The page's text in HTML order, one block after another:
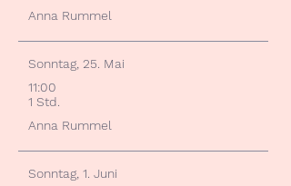
Anna Rummel
Sonntag, 25. Mai
11:00
1 Std.​
Anna Rummel
Sonntag, 1. Juni